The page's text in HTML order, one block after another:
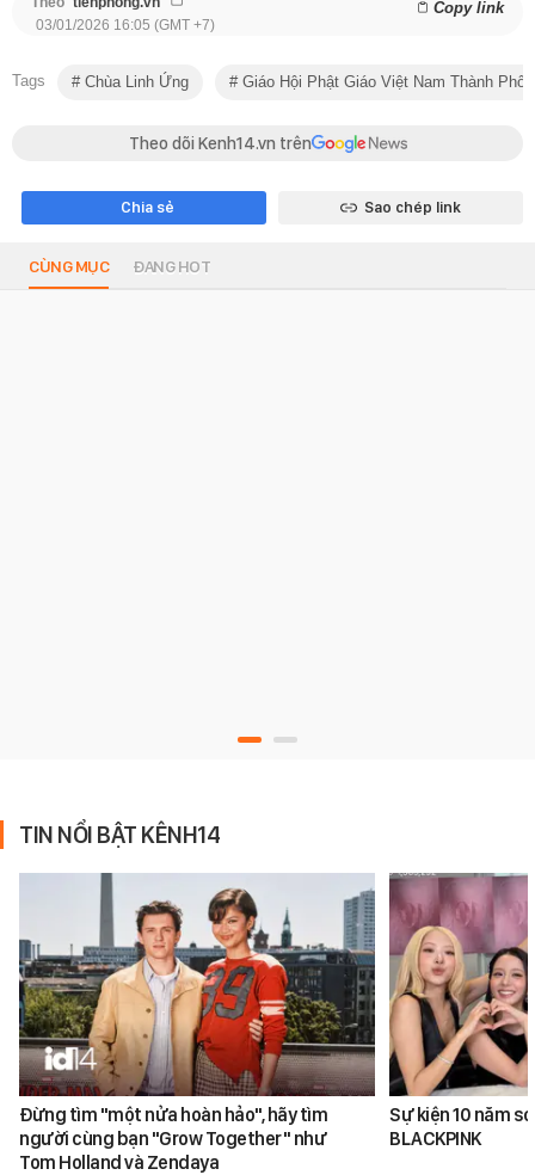
Copy link
03/01/2026 16:05 (GMT +7)
Tags Chùa Linh Ứng Giáo Hội Phật Giáo Việt Nam Thành Phố
Theo dõi Kenh14.vn trên
Chia sẻ Sao chép link
CÙNG MỤC ĐANG HOT
TIN NỔI BẬT KÊNH14
Đừng tìm "một nửa hoàn hảo", hãy tìm
người cùng bạn "Grow Together" như
Tom Holland và Zendaya
Sự kiện 10 năm
BLACKPINK